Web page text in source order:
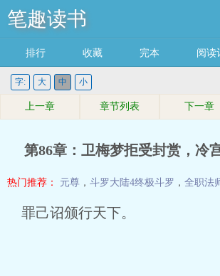
笔趣读书
排行 收藏 完本 阅读
字: 大 中 小
上一章 章节列表 下一章
第86章：卫梅梦拒受封赏，冷
热门推荐： 元尊 ， 斗罗大陆4终极斗罗 ， 全职法
罪己诏颁行天下。